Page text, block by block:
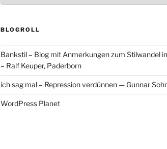
BLOGROLL
Bankstil – Blog mit Anmerkungen zum Stilwandel
– Ralf Keuper, Paderborn
ich sag mal – Repression verdünnen — Gunnar
WordPress Planet